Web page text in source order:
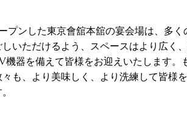
ンした東京會舘本舘の宴会場は、多く
いただけるよう、スペースはより広く
機器を備えて皆様をお迎えいたします。
も、より美味しく、より洗練して皆様